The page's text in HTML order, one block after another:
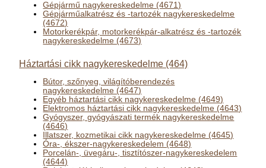
Gépjármű nagykereskedelme (4671)
Gépjárműalkatrész és -tartozék nagykereskedelme
(4672)
Motorkerékpár, motorkerékpár-alkatrész és -tartozék
nagykereskedelme (4673)
Háztartási cikk nagykereskedelme (464)
Bútor, szőnyeg, világítóberendezés
nagykereskedelme (4647)
Egyéb háztartási cikk nagykereskedelme (4649)
Elektromos háztartási cikk nagykereskedelme (4643)
Gyógyszer, gyógyászati termék nagykereskedelme
(4646)
Illatszer, kozmetikai cikk nagykereskedelme (4645)
Óra-, ékszer-nagykereskedelem (4648)
Porcelán-, üvegáru-, tisztítószer-nagykereskedelem
(4644)